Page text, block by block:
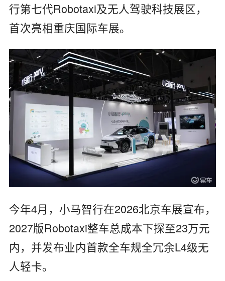
行第七代Robotaxi及无人驾驶科技展区，
首次亮相重庆国际车展。
今年4月，小马智行在2026北京车展宣布，
2027版Robotaxi整车总成本下探至23万元
内，并发布业内首款全车规全冗余L4级无
人轻卡。